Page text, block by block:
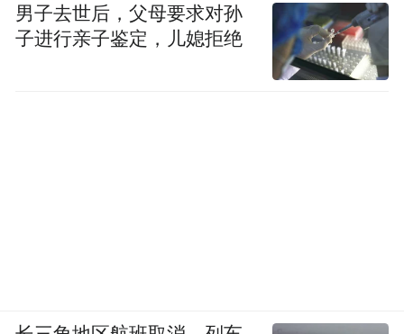
男子去世后，父母要求对孙
子进行亲子鉴定，儿媳拒绝